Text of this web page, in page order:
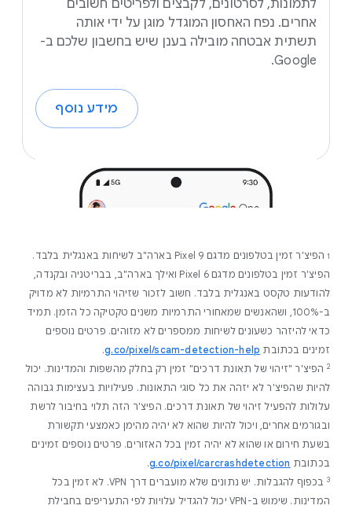
לתמונות, לסרטונים, לקבצים ולפריטים חשובים
אחרים. נפח האחסון המוגדל מוגן על ידי אותה
תשתית אבטחה מובילה בענן שיש בחשבון שלכם ב-
Google.
מידע נוסף
‫1
הפיצ'ר זמין בטלפונים מדגם Pixel 9 בארה"ב לשיחות באנגלית בלבד.
הפיצ'ר זמין בטלפונים מדגם Pixel 6 ואילך בארה"ב, בבריטניה ובקנדה,
להודעות טקסט באנגלית בלבד. חשוב לזכור שזיהוי התרמיות לא מדויק
ב-100%, ושהאנשים שמאחורי התרמיות משנים טקטיקה כל הזמן. תמיד
כדאי להיזהר כשעונים לשיחות ממספרים לא מזוהים. פרטים נוספים
זמינים בכתובת g.co/pixel/scam-detection-help
.
‫2 הפיצ'ר "זיהוי של תאונת דרכים" זמין רק בחלק מהשפות והמדינות. יכול
להיות שהפיצ'ר לא יזהה את כל סוגי התאונות. פעילויות בעצימות גבוהה
עלולות להפעיל זיהוי של תאונת דרכים. הפיצ'ר הזה תלוי בחיבור לרשת
ובגורמים אחרים, ויכול להיות שהוא לא יהיה מהימן כאמצעי תקשורת
בשעת חירום או שהוא לא יהיה זמין בכל האזורים. פרטים נוספים זמינים
בכתובת g.co/pixel/carcrashdetection
.
‫3
בכפוף להגבלות. יש נתונים שלא מועברים דרך VPN. לא זמין בכל
המדינות. שימוש ב-VPN יכול להגדיל עלויות לפי התעריפים בחבילת